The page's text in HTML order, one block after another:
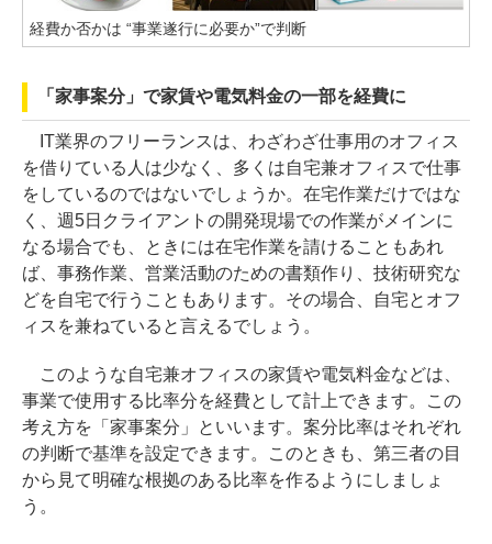
経費か否かは “事業遂行に必要か”で判断
「家事案分」で家賃や電気料金の一部を経費に
IT業界のフリーランスは、わざわざ仕事用のオフィス
を借りている人は少なく、多くは自宅兼オフィスで仕事
をしているのではないでしょうか。在宅作業だけではな
く、週5日クライアントの開発現場での作業がメインに
なる場合でも、ときには在宅作業を請けることもあれ
ば、事務作業、営業活動のための書類作り、技術研究な
どを自宅で行うこともあります。その場合、自宅とオフ
ィスを兼ねていると言えるでしょう。
このような自宅兼オフィスの家賃や電気料金などは、
事業で使用する比率分を経費として計上できます。この
考え方を「家事案分」といいます。案分比率はそれぞれ
の判断で基準を設定できます。このときも、第三者の目
から見て明確な根拠のある比率を作るようにしましょ
う。